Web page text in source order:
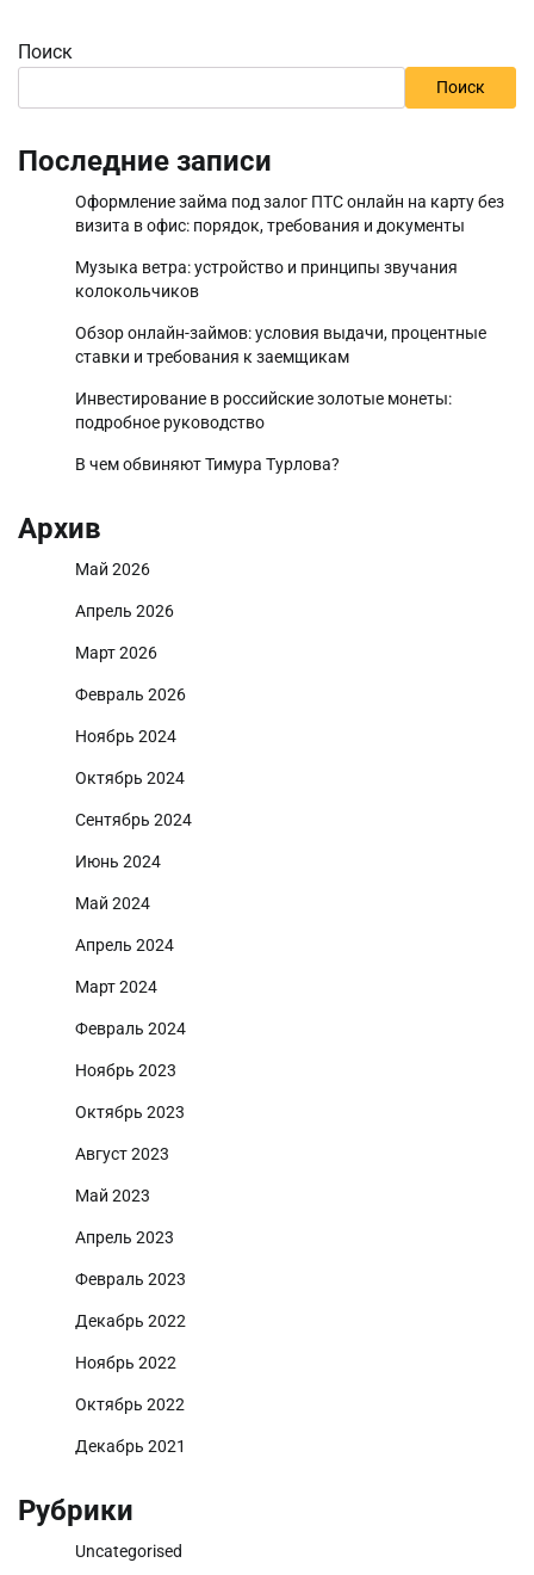
Поиск
Поиск
Последние записи
Оформление займа под залог ПТС онлайн на карту без
визита в офис: порядок, требования и документы
Музыка ветра: устройство и принципы звучания
колокольчиков
Обзор онлайн-займов: условия выдачи, процентные
ставки и требования к заемщикам
Инвестирование в российские золотые монеты:
подробное руководство
В чем обвиняют Тимура Турлова?
Архив
Май 2026
Апрель 2026
Март 2026
Февраль 2026
Ноябрь 2024
Октябрь 2024
Сентябрь 2024
Июнь 2024
Май 2024
Апрель 2024
Март 2024
Февраль 2024
Ноябрь 2023
Октябрь 2023
Август 2023
Май 2023
Апрель 2023
Февраль 2023
Декабрь 2022
Ноябрь 2022
Октябрь 2022
Декабрь 2021
Рубрики
Uncategorised